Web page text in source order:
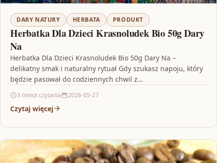
DARY NATURY HERBATA PRODUKT
Herbatka Dla Dzieci Krasnoludek Bio 50g Dary
Na
Herbatka Dla Dzieci Krasnoludek Bio 50g Dary Na –
delikatny smak i naturalny rytuał Gdy szukasz napoju, który
będzie pasował do codziennych chwil z…
3 minut czytania 2026-05-27
Czytaj więcej